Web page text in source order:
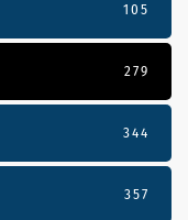
105
279
344
357